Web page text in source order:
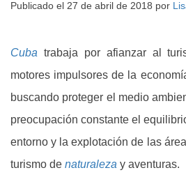
Publicado el 27 de abril de 2018 por
Cuba trabaja por afianzar al
motores impulsores de la
buscando proteger el medio
preocupación constante el
entorno y la explotación de las
turismo de naturaleza y aventuras.